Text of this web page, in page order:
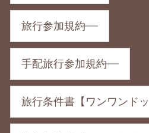
旅行参加規約
手配旅行参加規約
旅行条件書【ワンワンド